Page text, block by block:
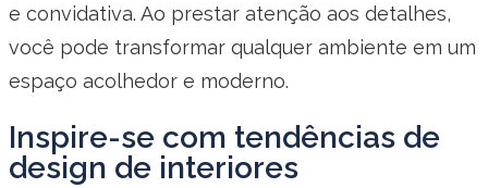
e convidativa. Ao prestar atenção aos detalhes,
você pode transformar qualquer ambiente em um
espaço acolhedor e moderno.
Inspire-se com tendências de
design de interiores